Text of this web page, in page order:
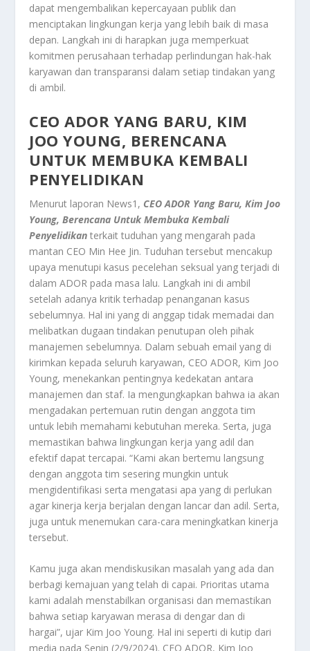
dapat mengembalikan kepercayaan publik dan
menciptakan lingkungan kerja yang lebih baik di masa
depan. Langkah ini di harapkan juga memperkuat
komitmen perusahaan terhadap perlindungan hak-hak
karyawan dan transparansi dalam setiap tindakan yang
di ambil.
CEO ADOR YANG BARU, KIM
JOO YOUNG, BERENCANA
UNTUK MEMBUKA KEMBALI
PENYELIDIKAN
Menurut laporan News1, CEO ADOR Yang Baru, Kim Joo
Young, Berencana Untuk Membuka Kembali
Penyelidikan terkait tuduhan yang mengarah pada
mantan CEO Min Hee Jin. Tuduhan tersebut mencakup
upaya menutupi kasus pecelehan seksual yang terjadi di
dalam ADOR pada masa lalu. Langkah ini di ambil
setelah adanya kritik terhadap penanganan kasus
sebelumnya. Hal ini yang di anggap tidak memadai dan
melibatkan dugaan tindakan penutupan oleh pihak
manajemen sebelumnya. Dalam sebuah email yang di
kirimkan kepada seluruh karyawan, CEO ADOR, Kim Joo
Young, menekankan pentingnya kedekatan antara
manajemen dan staf. Ia mengungkapkan bahwa ia akan
mengadakan pertemuan rutin dengan anggota tim
untuk lebih memahami kebutuhan mereka. Serta, juga
memastikan bahwa lingkungan kerja yang adil dan
efektif dapat tercapai. “Kami akan bertemu langsung
dengan anggota tim sesering mungkin untuk
mengidentifikasi serta mengatasi apa yang di perlukan
agar kinerja kerja berjalan dengan lancar dan adil. Serta,
juga untuk menemukan cara-cara meningkatkan kinerja
tersebut.
Kamu juga akan mendiskusikan masalah yang ada dan
berbagi kemajuan yang telah di capai. Prioritas utama
kami adalah menstabilkan organisasi dan memastikan
bahwa setiap karyawan merasa di dengar dan di
hargai”, ujar Kim Joo Young. Hal ini seperti di kutip dari
media pada Senin (2/9/2024). CEO ADOR, Kim Joo